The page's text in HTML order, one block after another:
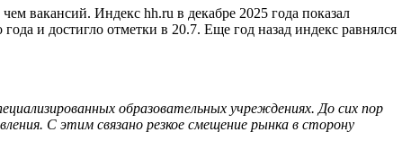
вакансий. Индекс hh.ru в декабре 2025 года показал
и достигло отметки в 20.7. Еще год назад индекс равнялся
образовательных учреждениях. До сих пор
С этим связано резкое смещение рынка в сторону